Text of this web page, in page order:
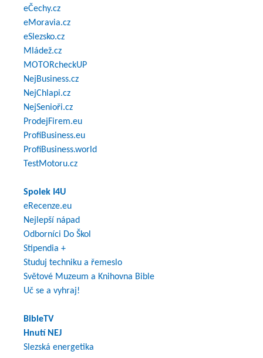
eČechy.cz
eMoravia.cz
eSlezsko.cz
Mládež.cz
MOTORcheckUP
NejBusiness.cz
NejChlapi.cz
NejSenioři.cz
ProdejFirem.eu
ProfiBusiness.eu
ProfiBusiness.world
TestMotoru.cz
Spolek I4U
eRecenze.eu
Nejlepší nápad
Odborníci Do Škol
Stipendia +
Studuj techniku a řemeslo
Světové Muzeum a Knihovna Bible
Uč se a vyhraj!
BibleTV
Hnutí NEJ
Slezská energetika